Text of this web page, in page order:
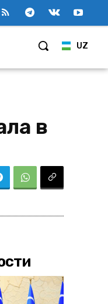
UZ
в